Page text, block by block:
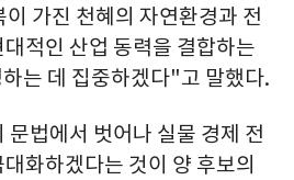
가진 천혜의 자연환경과 전
적인 산업 동력을 결합하는
는 데 집중하겠다"고 말했다.
문법에서 벗어나 실물 경제 전
화하겠다는 것이 양 후보의